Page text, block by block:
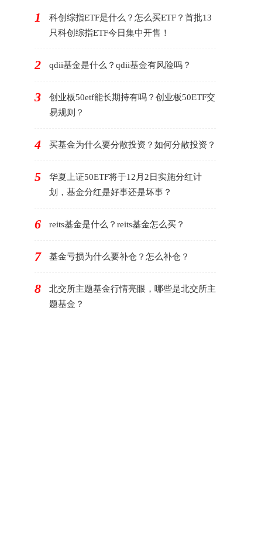
1
科创综指ETF是什么？怎么买ETF？首批13
只科创综指ETF今日集中开售！
2 qdii基金是什么？qdii基金有风险吗？
3
创业板50etf能长期持有吗？创业板50ETF交
易规则？
4 买基金为什么要分散投资？如何分散投资？
5
华夏上证50ETF将于12月2日实施分红计
划，基金分红是好事还是坏事？
6 reits基金是什么？reits基金怎么买？
7 基金亏损为什么要补仓？怎么补仓？
8
北交所主题基金行情亮眼，哪些是北交所主
题基金？